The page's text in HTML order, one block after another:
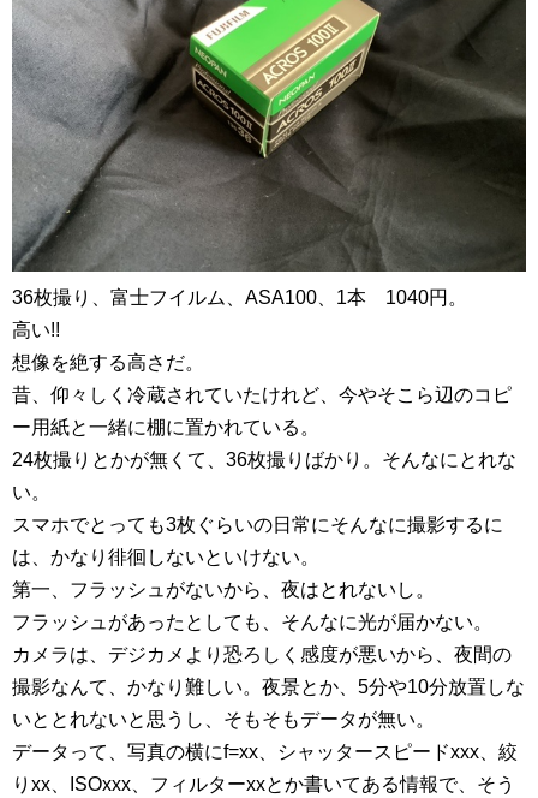
36枚撮り、富士フイルム、ASA100、1本 1040円。
高い!!
想像を絶する高さだ。
昔、仰々しく冷蔵されていたけれど、今やそこら辺のコピ
ー用紙と一緒に棚に置かれている。
24枚撮りとかが無くて、36枚撮りばかり。そんなにとれな
い。
スマホでとっても3枚ぐらいの日常にそんなに撮影するに
は、かなり徘徊しないといけない。
第一、フラッシュがないから、夜はとれないし。
フラッシュがあったとしても、そんなに光が届かない。
カメラは、デジカメより恐ろしく感度が悪いから、夜間の
撮影なんて、かなり難しい。夜景とか、5分や10分放置しな
いととれないと思うし、そもそもデータが無い。
データって、写真の横にf=xx、シャッタースピードxxx、絞
りxx、ISOxxx、フィルターxxとか書いてある情報で、そう